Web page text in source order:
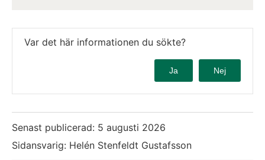
Var det här informationen du sökte?
Ja Nej
Senast publicerad: 5 augusti 2026
Sidansvarig: Helén Stenfeldt Gustafsson